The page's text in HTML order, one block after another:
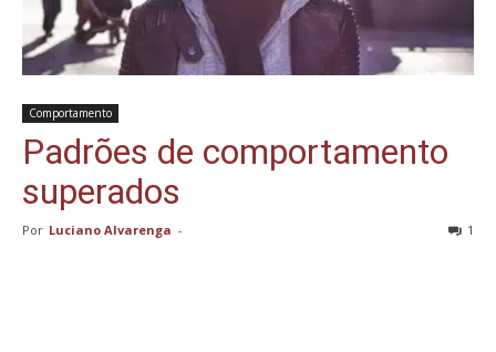
Comportamento
Padrões de comportamento
superados
Por Luciano Alvarenga - 1